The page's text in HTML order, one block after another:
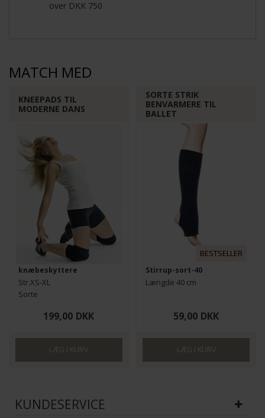
over DKK 750
MATCH MED
KNEEPADS TIL
MODERNE DANS
knæbeskyttere
Str.XS-XL
Sorte
199,00 DKK
SORTE STRIK
BENVARMERE TIL
BALLET
BESTSELLER
Stirrup-sort-40
Længde 40 cm
59,00 DKK
KUNDESERVICE